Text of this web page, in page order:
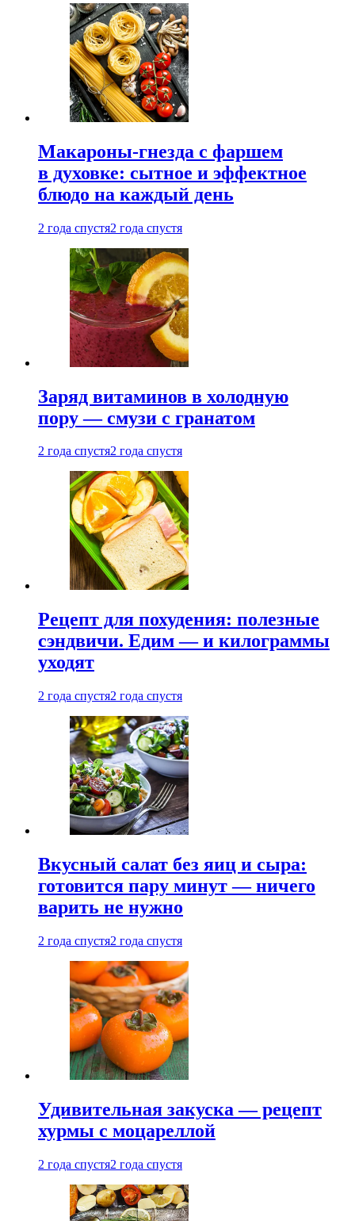
Макароны-гнезда с фаршем
в духовке: сытное и эффектное
блюдо на каждый день
2 года спустя2 года спустя
Заряд витаминов в холодную
пору — смузи с гранатом
2 года спустя2 года спустя
Рецепт для похудения: полезные
сэндвичи. Едим — и килограммы
уходят
2 года спустя2 года спустя
Вкусный салат без яиц и сыра:
готовится пару минут — ничего
варить не нужно
2 года спустя2 года спустя
Удивительная закуска — рецепт
хурмы с моцареллой
2 года спустя2 года спустя